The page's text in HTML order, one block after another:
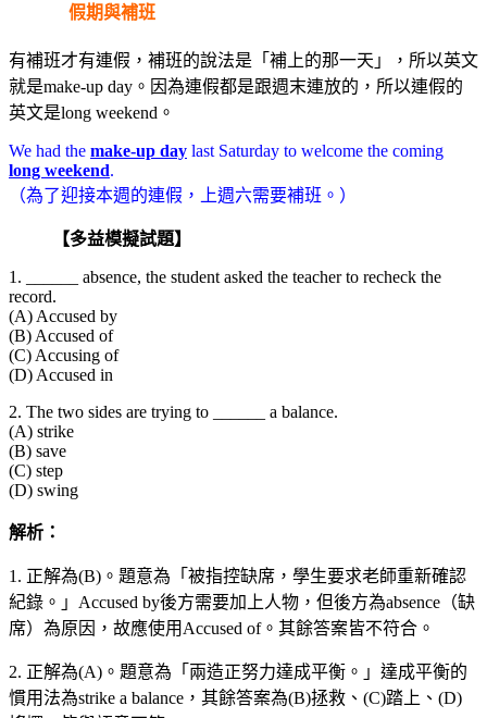
假期與補班
有補班才有連假，補班的說法是「補上的那一天」，所以英文
就是make-up day。因為連假都是跟週末連放的，所以連假的
英文是long weekend。
We had the make-up day last Saturday to welcome the coming
long weekend.
（為了迎接本週的連假，上週六需要補班。）
【多益模擬試題】
1. ______ absence, the student asked the teacher to recheck the
record.
(A) Accused by
(B) Accused of
(C) Accusing of
(D) Accused in
2. The two sides are trying to ______ a balance.
(A) strike
(B) save
(C) step
(D) swing
解析：
1. 正解為(B)。題意為「被指控缺席，學生要求老師重新確認
紀錄。」Accused by後方需要加上人物，但後方為absence（缺
席）為原因，故應使用Accused of。其餘答案皆不符合。
2. 正解為(A)。題意為「兩造正努力達成平衡。」達成平衡的
慣用法為strike a balance，其餘答案為(B)拯救、(C)踏上、(D)